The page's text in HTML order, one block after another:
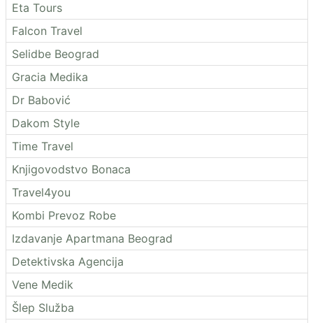
Eta Tours
Falcon Travel
Selidbe Beograd
Gracia Medika
Dr Babović
Dakom Style
Time Travel
Knjigovodstvo Bonaca
Travel4you
Kombi Prevoz Robe
Izdavanje Apartmana Beograd
Detektivska Agencija
Vene Medik
Šlep Služba